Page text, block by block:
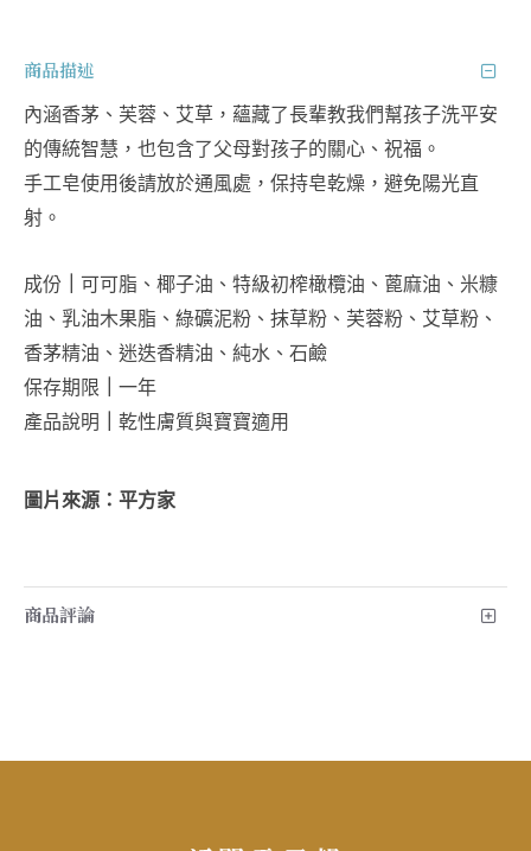
商品描述
內涵香茅、芙蓉、艾草，蘊藏了長輩教我們幫孩子洗平安
的傳統智慧，也包含了父母對孩子的關心、祝福。
手工皂使用後請放於通風處，保持皂乾燥，避免陽光直
射。
成份
可可脂、椰子油、特級初榨橄欖油、蓖麻油、米糠
油、乳油木果脂、綠礦泥粉、抹草粉、芙蓉粉、艾草粉、
香茅精油、迷迭香精油、純水、石鹼
保存期限
一年
產品說明
乾性膚質與寶寶適用
圖片來源：平方家
商品評論